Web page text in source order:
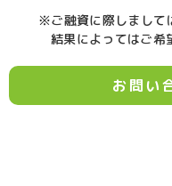
※ご融資に際しまして
結果によってはご希
お問い